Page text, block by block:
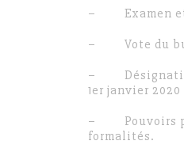
– Examen et
– Vote du
– Désignation
1er janvier 2020
– Pouvoirs
formalités.